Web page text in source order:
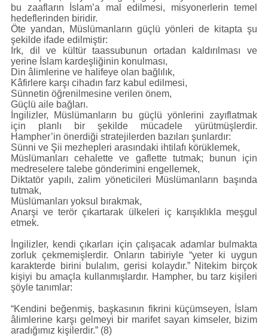
bu zaafların İslam’a mal edilmesi, misyonerlerin temel
hedeflerinden biridir.
Öte yandan, Müslümanların güçlü yönleri de kitapta şu
şekilde ifade edilmiştir:
Irk, dil ve kültür taassubunun ortadan kaldırılması ve
yerine İslam kardeşliğinin konulması,
Din âlimlerine ve halifeye olan bağlılık,
Kâfirlere karşı cihadın farz kabul edilmesi,
Sünnetin öğrenilmesine verilen önem,
Güçlü aile bağları.
İngilizler, Müslümanların bu güçlü yönlerini zayıflatmak
için planlı bir şekilde mücadele yürütmüşlerdir.
Hampher’in önerdiği stratejilerden bazıları şunlardır:
Sünni ve Şii mezhepleri arasındaki ihtilafı körüklemek,
Müslümanları cehalette ve gaflette tutmak; bunun için
medreselere talebe gönderimini engellemek,
Diktatör yapılı, zalim yöneticileri Müslümanların başında
tutmak,
Müslümanları yoksul bırakmak,
Anarşi ve terör çıkartarak ülkeleri iç karışıklıkla meşgul
etmek.
İngilizler, kendi çıkarları için çalışacak adamlar bulmakta
zorluk çekmemişlerdir. Onların tabiriyle “yeter ki uygun
karakterde birini bulalım, gerisi kolaydır.” Nitekim birçok
kişiyi bu amaçla kullanmışlardır. Hampher, bu tarz kişileri
şöyle tanımlar:
“Kendini beğenmiş, başkasının fikrini küçümseyen, İslam
âlimlerine karşı gelmeyi bir marifet sayan kimseler, bizim
aradığımız kişilerdir.” (8)